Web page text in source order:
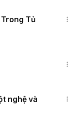
Tủ
nghệ và